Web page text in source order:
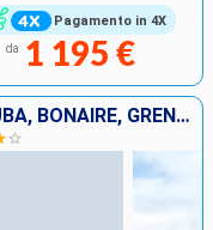
Pagamento in 4X
da 1 195 €
STATI UNITI, ISOLE CAYMAN, ARUBA, BONAIRE, GRENADA, SANTA LUCIA, TORTOLA